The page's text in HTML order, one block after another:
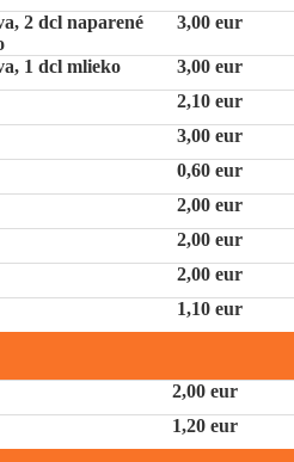
2 dcl naparené
3,00 eur
1 dcl mlieko
3,00 eur
2,10 eur
3,00 eur
0,60 eur
2,00 eur
2,00 eur
2,00 eur
1,10 eur
2,00 eur
1,20 eur